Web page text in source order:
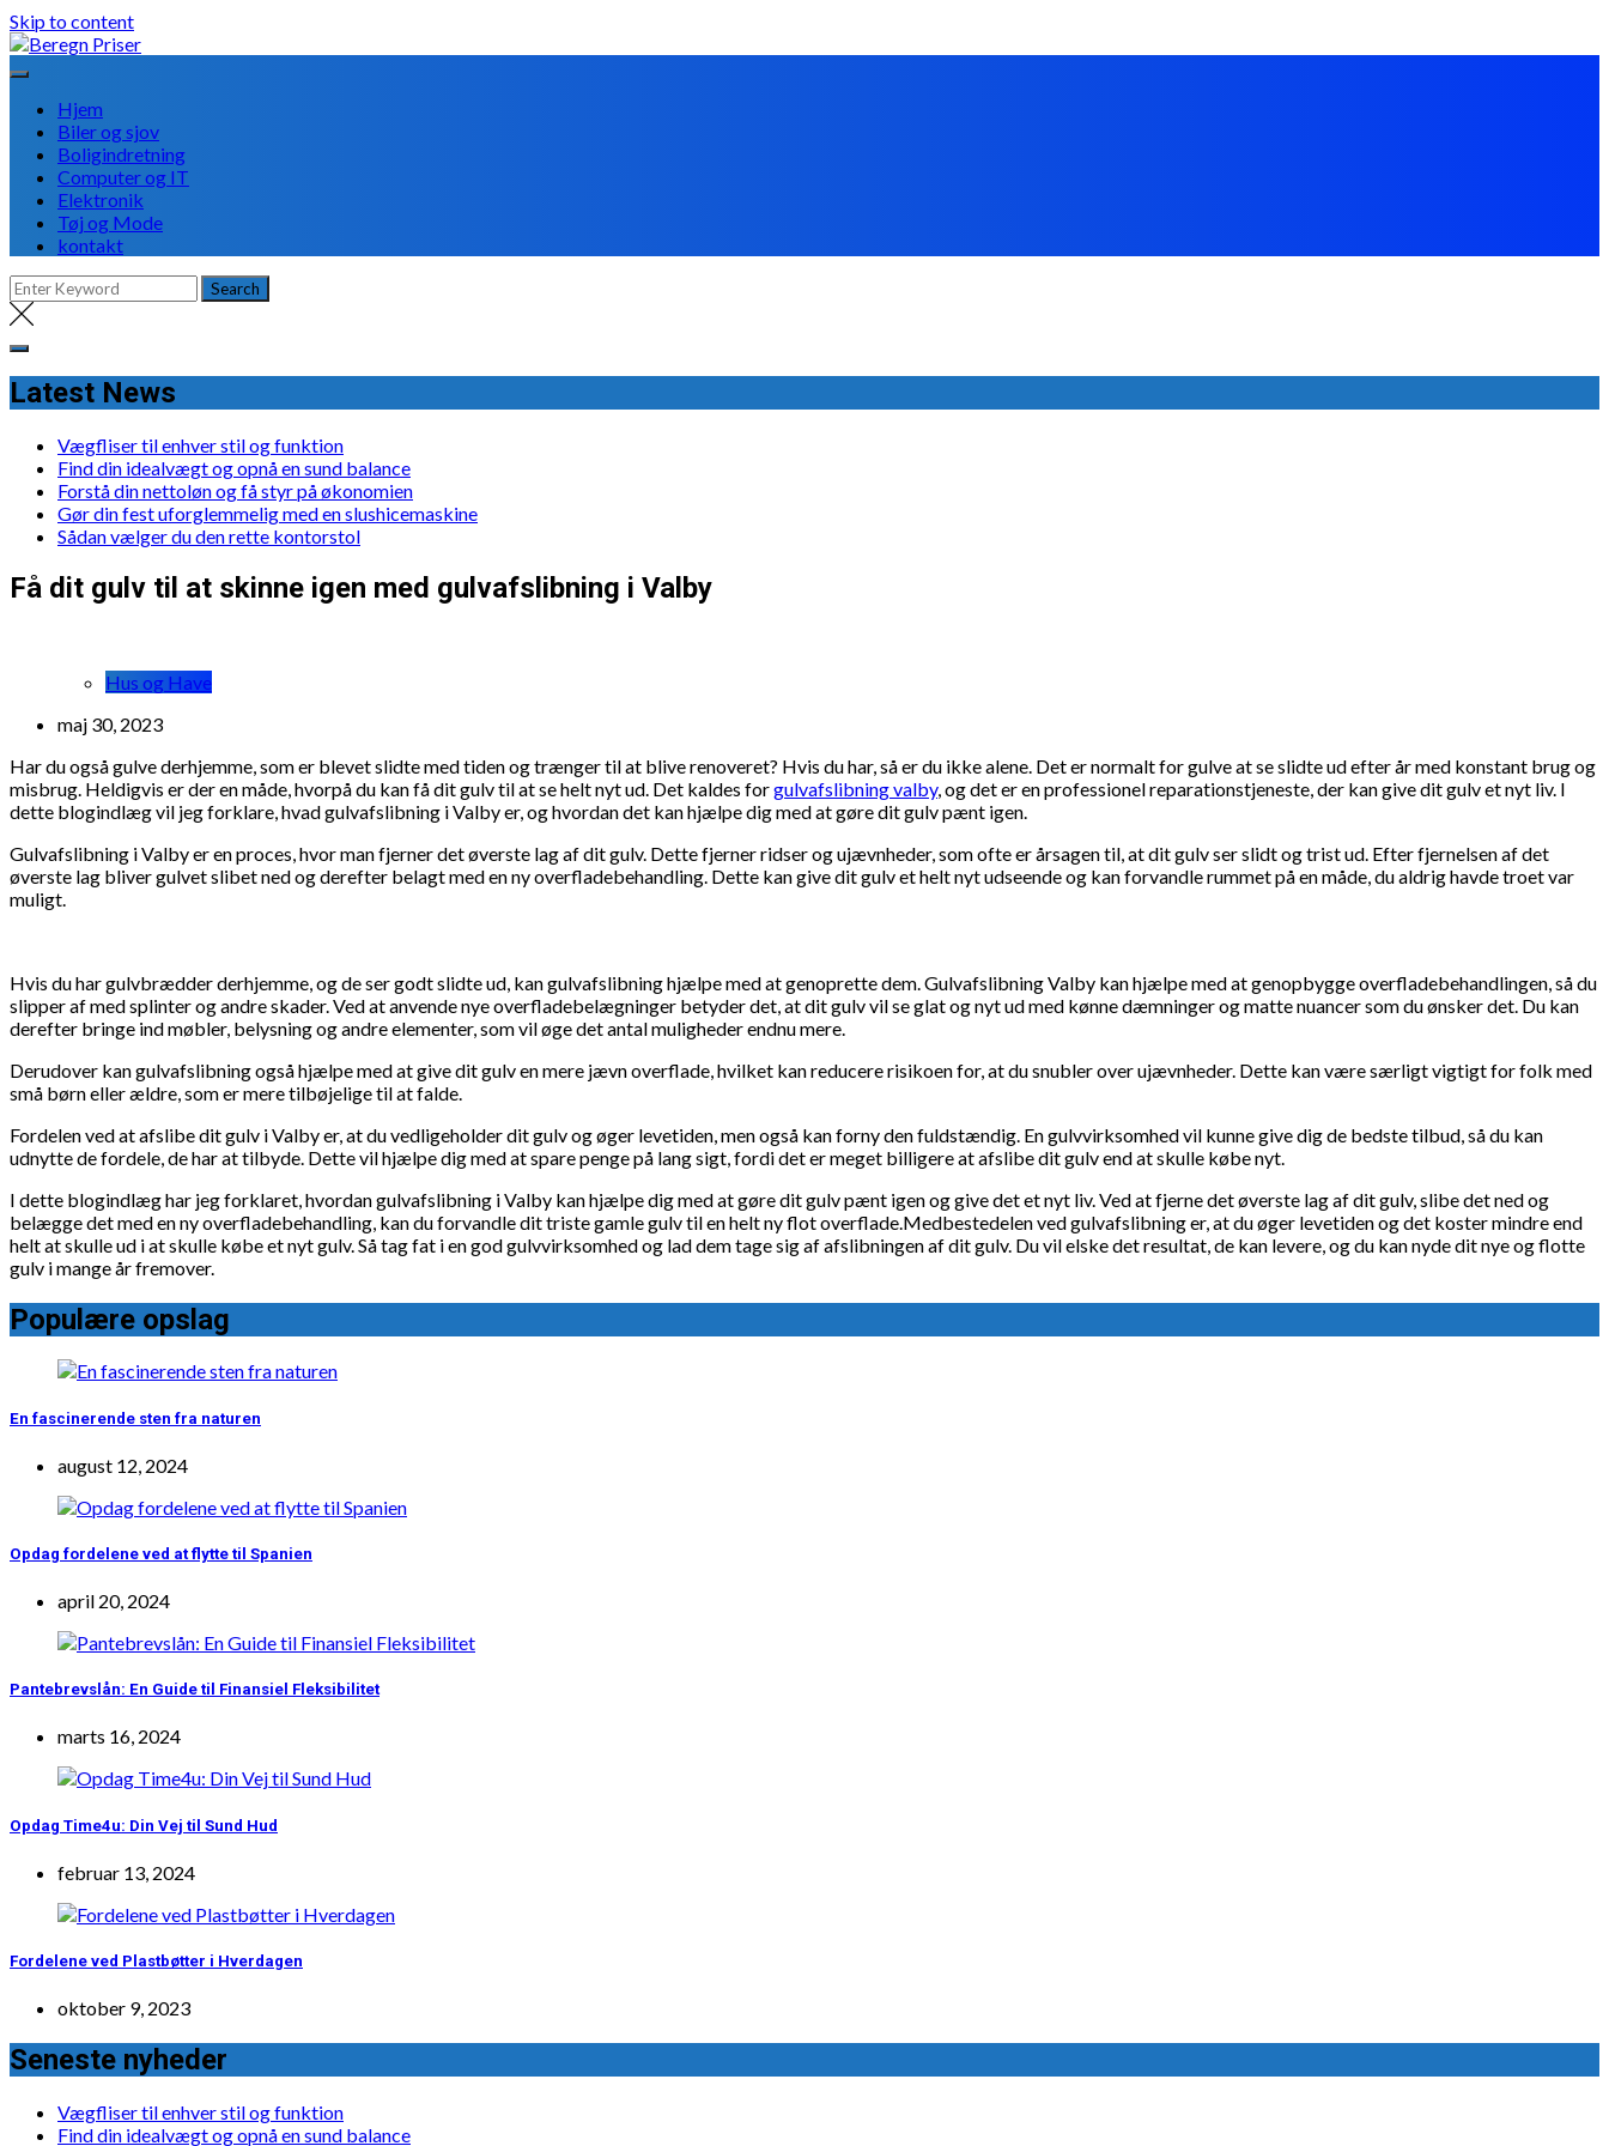
Skip to content
Hjem
Biler og sjov
Boligindretning
Computer og IT
Elektronik
Tøj og Mode
kontakt
Latest News
Vægfliser til enhver stil og funktion
Find din idealvægt og opnå en sund balance
Forstå din nettoløn og få styr på økonomien
Gør din fest uforglemmelig med en slushicemaskine
Sådan vælger du den rette kontorstol
Få dit gulv til at skinne igen med gulvafslibning i Valby
Hus og Have
maj 30, 2023
Har du også gulve derhjemme, som er blevet slidte med tiden og trænger til at blive renoveret? Hvis du har, så er du ikke alene. Det er normalt for gulve at se slidte ud efter år med konstant brug og
misbrug. Heldigvis er der en måde, hvorpå du kan få dit gulv til at se helt nyt ud. Det kaldes forgulvafslibning valby, og det er en professionel reparationstjeneste, der kan give dit gulv et nyt liv. I
dette blogindlæg vil jeg forklare, hvad gulvafslibning i Valby er, og hvordan det kan hjælpe dig med at gøre dit gulv pænt igen.
Gulvafslibning i Valby er en proces, hvor man fjerner det øverste lag af dit gulv. Dette fjerner ridser og ujævnheder, som ofte er årsagen til, at dit gulv ser slidt og trist ud. Efter fjernelsen af det
øverste lag bliver gulvet slibet ned og derefter belagt med en ny overfladebehandling. Dette kan give dit gulv et helt nyt udseende og kan forvandle rummet på en måde, du aldrig havde troet var
muligt.
Hvis du har gulvbrædder derhjemme, og de ser godt slidte ud, kan gulvafslibning hjælpe med at genoprette dem. Gulvafslibning Valby kan hjælpe med at genopbygge overfladebehandlingen, så du
slipper af med splinter og andre skader. Ved at anvende nye overfladebelægninger betyder det, at dit gulv vil se glat og nyt ud med kønne dæmninger og matte nuancer som du ønsker det. Du kan
derefter bringe ind møbler, belysning og andre elementer, som vil øge det antal muligheder endnu mere.
Derudover kan gulvafslibning også hjælpe med at give dit gulv en mere jævn overflade, hvilket kan reducere risikoen for, at du snubler over ujævnheder. Dette kan være særligt vigtigt for folk med
små børn eller ældre, som er mere tilbøjelige til at falde.
Fordelen ved at afslibe dit gulv i Valby er, at du vedligeholder dit gulv og øger levetiden, men også kan forny den fuldstændig. En gulvvirksomhed vil kunne give dig de bedste tilbud, så du kan
udnytte de fordele, de har at tilbyde. Dette vil hjælpe dig med at spare penge på lang sigt, fordi det er meget billigere at afslibe dit gulv end at skulle købe nyt.
I dette blogindlæg har jeg forklaret, hvordan gulvafslibning i Valby kan hjælpe dig med at gøre dit gulv pænt igen og give det et nyt liv. Ved at fjerne det øverste lag af dit gulv, slibe det ned og
belægge det med en ny overfladebehandling, kan du forvandle dit triste gamle gulv til en helt ny flot overflade.Medbestedelen ved gulvafslibning er, at du øger levetiden og det koster mindre end
helt at skulle ud i at skulle købe et nyt gulv. Så tag fat i en god gulvvirksomhed og lad dem tage sig af afslibningen af dit gulv. Du vil elske det resultat, de kan levere, og du kan nyde dit nye og flotte
gulv i mange år fremover.
Populære opslag
En fascinerende sten fra naturen
august 12, 2024
Opdag fordelene ved at flytte til Spanien
april 20, 2024
Pantebrevslån: En Guide til Finansiel Fleksibilitet
marts 16, 2024
Opdag Time4u: Din Vej til Sund Hud
februar 13, 2024
Fordelene ved Plastbøtter i Hverdagen
oktober 9, 2023
Seneste nyheder
Vægfliser til enhver stil og funktion
Find din idealvægt og opnå en sund balance